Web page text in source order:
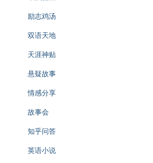
励志鸡汤
双语天地
天涯神贴
悬疑故事
情感分享
故事会
知乎问答
英语小说